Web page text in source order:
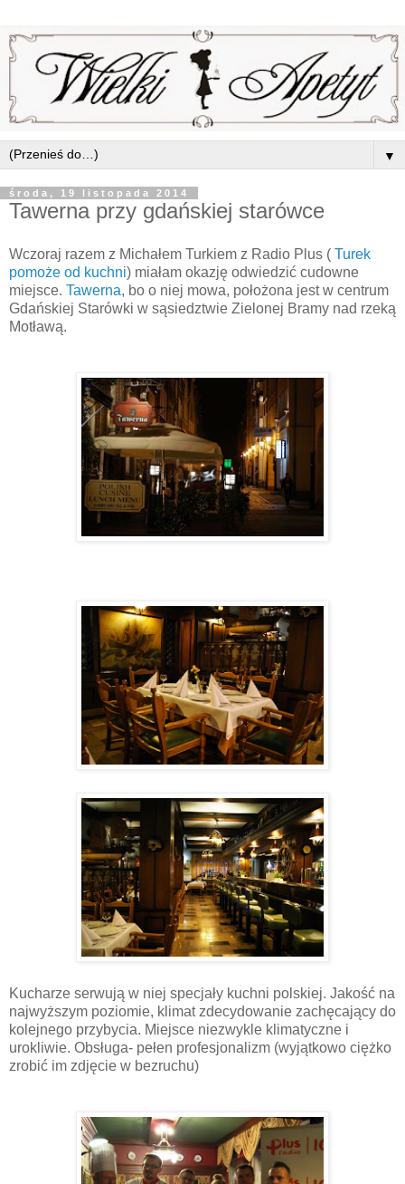
▼
środa, 19 listopada 2014
Tawerna przy gdańskiej starówce
Wczoraj razem z Michałem Turkiem z Radio Plus ( Turek
pomoże od kuchni) miałam okazję odwiedzić cudowne
miejsce. Tawerna, bo o niej mowa, położona jest w centrum
Gdańskiej Starówki w sąsiedztwie Zielonej Bramy nad rzeką
Motławą.
Kucharze serwują w niej specjały kuchni polskiej. Jakość na
najwyższym poziomie, klimat zdecydowanie zachęcający do
kolejnego przybycia. Miejsce niezwykle klimatyczne i
urokliwie. Obsługa- pełen profesjonalizm (wyjątkowo ciężko
zrobić im zdjęcie w bezruchu)